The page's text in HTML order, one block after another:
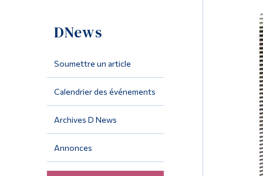
DNews
Soumettre un article
Calendrier des événements
Archives D News
Annonces